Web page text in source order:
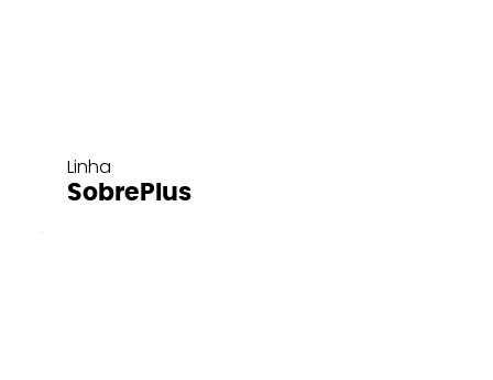
Linha
SobrePlus